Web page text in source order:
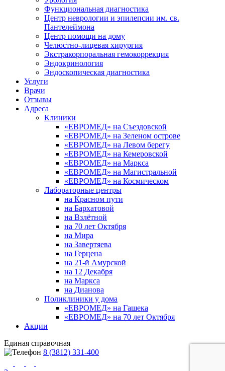
Функциональная диагностика
Центр неврологии и эпилепсии им. св.
Пантелеймона
Центр помощи на дому
Челюстно-лицевая хирургия
Экстракорпоральная гемокоррекция
Эндокринология
Эндоскопическая диагностика
Услуги
Врачи
Отзывы
Адреса
Клиники
«ЕВРОМЕД» на Съездовской
«ЕВРОМЕД» на Зеленом острове
«ЕВРОМЕД» на Левом берегу
«ЕВРОМЕД» на Кемеровской
«ЕВРОМЕД» на Маркса
«ЕВРОМЕД» на Магистральной
«ЕВРОМЕД» на Космическом
Лабораторные центры
на Красном пути
на Бархатовой
на Взлётной
на 70 лет Октября
на Мира
на Завертяева
на Герцена
на 21-й Амурской
на 12 Декабря
на Маркса
на Дианова
Поликлиники у дома
«ЕВРОМЕД» на Гашека
«ЕВРОМЕД» на 70 лет Октября
Акции
Единая справочная
8 (3812) 331-400